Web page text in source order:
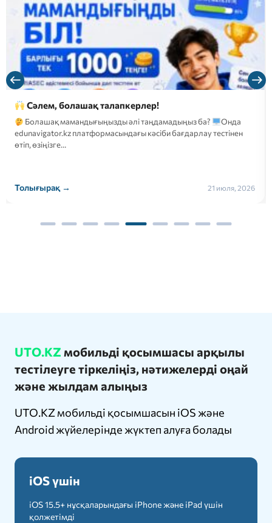
Сәлем, болашақ талапкерлер!
Болашақ мамандығыңызды әлі таңдамадыңыз ба?
Онда
edunavigator.kz платформасындағы кәсіби бағдарлау тестінен
өтіп, өзіңізге…
Толығырақ → 21 июля, 2026
UTO.KZ мобильді қосымшасы арқылы
тестілеуге тіркеліңіз, нәтижелерді оңай
және жылдам алыңыз
UTO.KZ мобильді қосымшасын iOS және
Android жүйелерінде жүктеп алуға болады
iOS үшін
iOS 15.5+ нұсқаларындағы iPhone және iPad үшін
қолжетімді